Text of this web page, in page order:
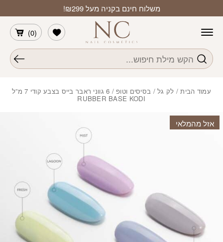
משלוח חינם בקניה מעל ₪299!
חיפוש
(
0
)
הרשימה שלי
עמוד הבית/ לק גל/ בסיסים וטופ / 6 גווני ראבר בייס בצבע קודי 7 מ”ל
RUBBER BASE KODI
אזל מהמלאי